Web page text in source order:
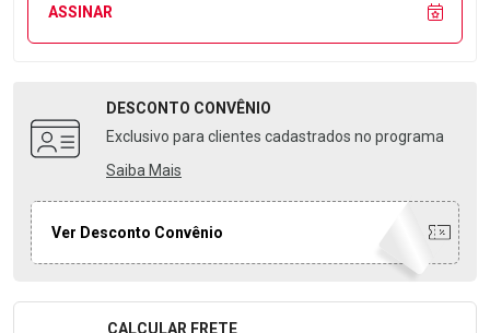
ASSINAR
DESCONTO CONVÊNIO
Exclusivo para clientes cadastrados no programa
Saiba Mais
Ver Desconto Convênio
CALCULAR FRETE